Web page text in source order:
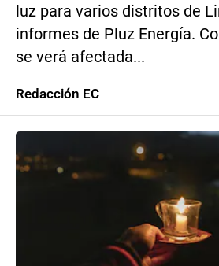
luz para varios distritos de
informes de Pluz Energía.
se verá afectada...
Redacción EC